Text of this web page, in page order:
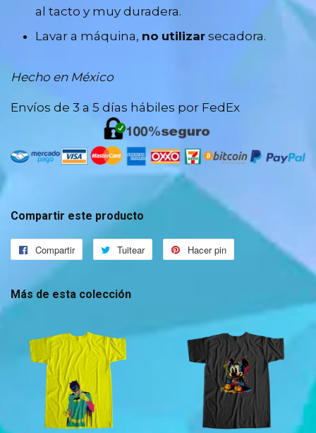
al tacto y muy duradera.
Lavar a máquina, no utilizar secadora.
Hecho en México
Envíos de 3 a 5 días hábiles por FedEx
Compartir este producto
Compartir
Compartir
Facebook
Tuitear
Tuitear
Hacer pin
Más de esta colección